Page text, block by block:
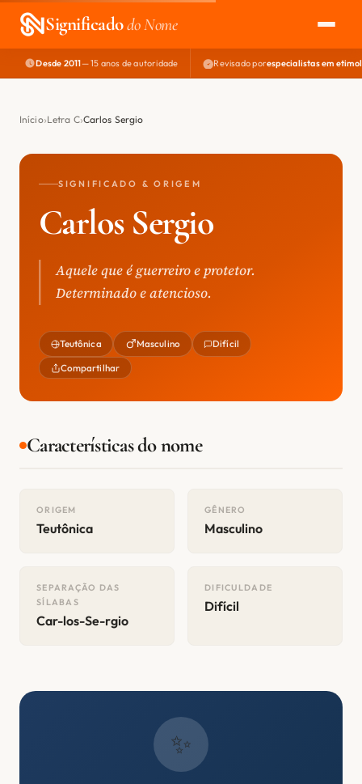
Significadodo Nome
EXPLORAR
NOME PERFEITO
Desde 2011— 15 anos de autoridade Revisado porespecialistas em
Início Letra C Carlos Sergio
SIGNIFICADO & ORIGEM
Carlos Sergio
Aquele que é guerreiro e protetor.
Determinado e atencioso.
Teutônica Masculino Difícil
Compartilhar
Características do nome
ORIGEM
Teutônica
GÊNERO
Masculino
SEPARAÇÃO DAS
SÍLABAS
Car-los-Se-rgio
DIFICULDADE
Difícil
✨